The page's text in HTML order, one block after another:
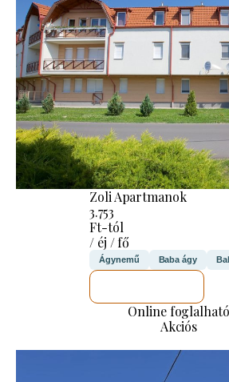
Zoli Apartmanok
3.753
Ft-tól
/ éj / fő
Ágynemű Baba ágy
Online foglalható
Akciós